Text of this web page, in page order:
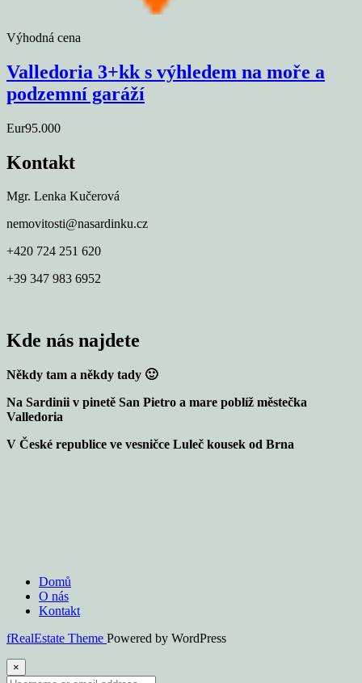
Výhodná cena
Valledoria 3+kk s výhledem na moře a
podzemní garáží
Eur95.000
Kontakt
Mgr. Lenka Kučerová
nemovitosti@nasardinku.cz
+420 724 251 620
+39 347 983 6952
Kde nás najdete
Někdy tam a někdy tady 🙂
Na Sardinii v pinetě San Pietro a mare poblíž městečka
Valledoria
V České republice ve vesničce Luleč kousek od Brna
Domů
O nás
Kontakt
fRealEstate Theme Powered by WordPress
×